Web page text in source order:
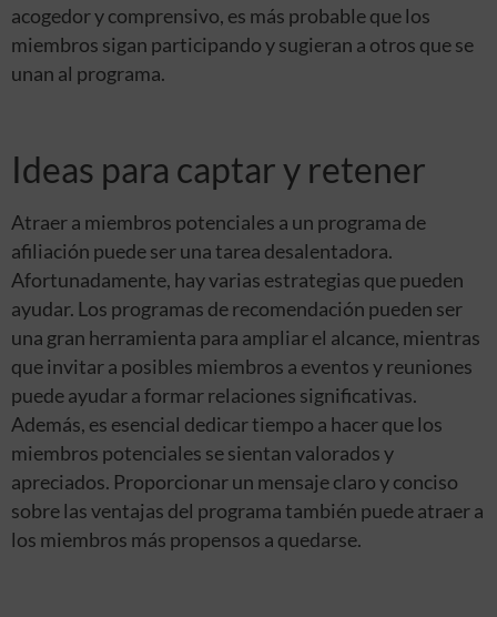
acogedor y comprensivo, es más probable que los
miembros sigan participando y sugieran a otros que se
unan al programa.
Ideas para captar y retener
Atraer a miembros potenciales a un programa de
afiliación puede ser una tarea desalentadora.
Afortunadamente, hay varias estrategias que pueden
ayudar. Los programas de recomendación pueden ser
una gran herramienta para ampliar el alcance, mientras
que invitar a posibles miembros a eventos y reuniones
puede ayudar a formar relaciones significativas.
Además, es esencial dedicar tiempo a hacer que los
miembros potenciales se sientan valorados y
apreciados. Proporcionar un mensaje claro y conciso
sobre las ventajas del programa también puede atraer a
los miembros más propensos a quedarse.